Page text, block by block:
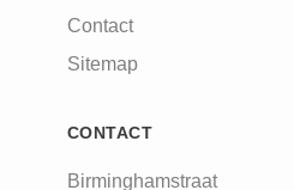
Contact
Sitemap
CONTACT
Birminghamstraat